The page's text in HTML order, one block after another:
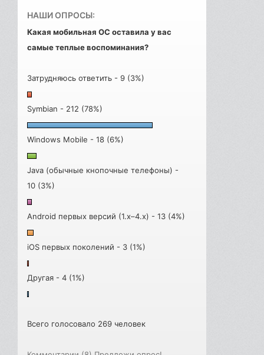
НАШИ ОПРОСЫ:
Какая мобильная ОС оставила у вас
самые теплые воспоминания?
Затрудняюсь ответить - 9 (3%)
Symbian - 212 (78%)
Windows Mobile - 18 (6%)
Java (обычные кнопочные телефоны) -
10 (3%)
Android первых версий (1.x–4.x) - 13 (4%)
iOS первых поколений - 3 (1%)
Другая - 4 (1%)
Всего голосовало 269 человек